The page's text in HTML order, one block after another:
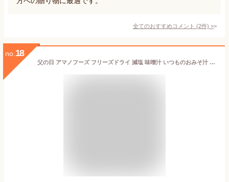
全てのおすすめコメント (2件) >
no. 18
父の日 アマノフーズ フリーズドライ 減塩 味噌汁 いつものおみそ汁 9種27食 54食 81食 から 選べる 詰め合わせ セット 【 送料無料 北海道沖縄以外】 インスタント みそ汁 即席味噌汁 味噌汁の具 なす 野菜 備蓄 2026 内祝い お返し ギフト